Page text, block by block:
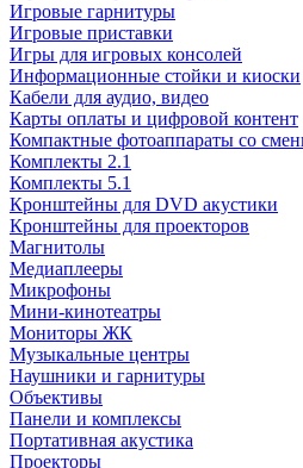
Игровые гарнитуры
Игровые приставки
Игры для игровых консолей
Информационные стойки и киоски
Кабели для аудио, видео
Карты оплаты и цифровой контент
Компактные фотоаппараты со
Комплекты 2.1
Комплекты 5.1
Кронштейны для DVD акустики
Кронштейны для проекторов
Магнитолы
Медиаплееры
Микрофоны
Мини-кинотеатры
Мониторы ЖК
Музыкальные центры
Наушники и гарнитуры
Объективы
Панели и комплексы
Портативная акустика
Проекторы